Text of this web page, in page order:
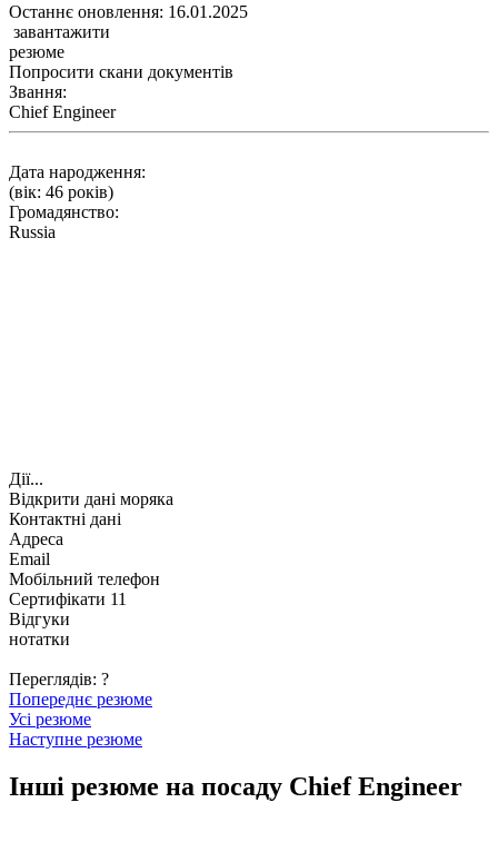
Останнє оновлення: 16.01.2025
завантажити
резюме
Попросити скани документів
Звання:
Chief Engineer
Дата народження:
(вік: 46 років)
Громадянство:
Russia
Дії...
Відкрити дані моряка
Контактні дані
Адреса
Email
Мобільний телефон
Сертифікати 11
Відгуки
нотатки
Переглядів: ?
Попереднє резюме
Усі резюме
Наступне резюме
Інші резюме на посаду Chief Engineer